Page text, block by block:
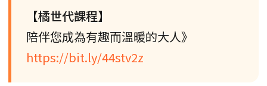
【橘世代課程】
陪伴您成為有趣而溫暖的大人》
https://bit.ly/44stv2z